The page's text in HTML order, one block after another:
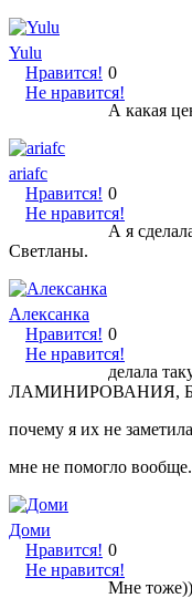
Yulu
Нравится!
Не нравится!
0
А какая
ariafc
Нравится!
Не нравится!
0
А я
Светланы.
Алексанка
Нравится!
Не нравится!
0
делала
ЛАМИНИРОВАНИЯ,
почему я их не
мне не помогло вообще.
Доми
Нравится!
Не нравится!
0
Мне